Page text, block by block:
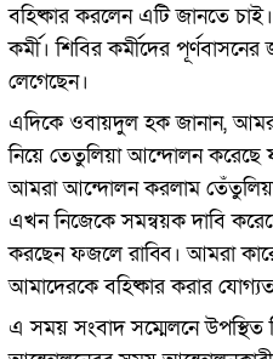
বহিষ্কার করলেন এটি জানতে
কর্মী। শিবির কর্মীদের
লেগেছেন।
এদিকে ওবায়দুল হক জানান,
নিয়ে তেতুলিয়া আন্দোলন করেছে
আমরা আন্দোলন করলাম
এখন নিজেকে সমন্বয়ক দাবি
করছেন ফজলে রাব্বি। আমরা
আমাদেরকে বহিষ্কার করার
এ সময় সংবাদ সম্মেলনে উপস্থিত